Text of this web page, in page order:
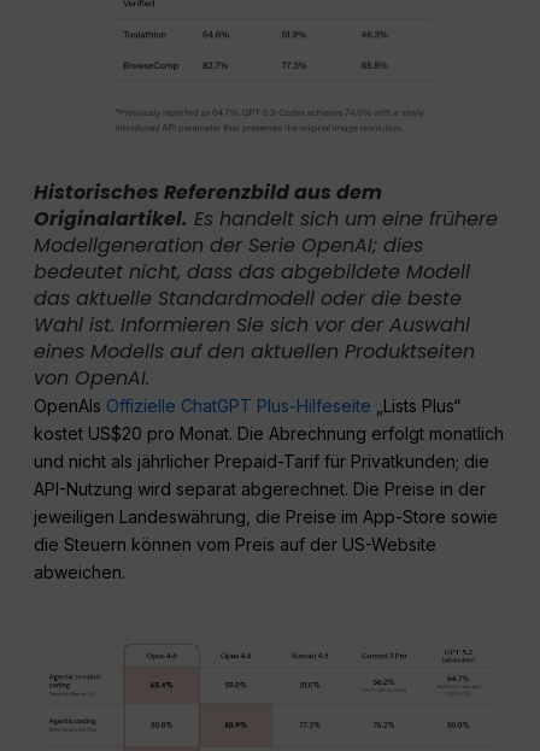
Historisches Referenzbild aus dem
Originalartikel. Es handelt sich um eine frühere
Modellgeneration der Serie OpenAI; dies
bedeutet nicht, dass das abgebildete Modell
das aktuelle Standardmodell oder die beste
Wahl ist. Informieren Sie sich vor der Auswahl
eines Modells auf den aktuellen Produktseiten
von OpenAI.
OpenAIs Offizielle ChatGPT Plus-Hilfeseite „Lists Plus“
kostet US$20 pro Monat. Die Abrechnung erfolgt monatlich
und nicht als jährlicher Prepaid-Tarif für Privatkunden; die
API-Nutzung wird separat abgerechnet. Die Preise in der
jeweiligen Landeswährung, die Preise im App-Store sowie
die Steuern können vom Preis auf der US-Website
abweichen.